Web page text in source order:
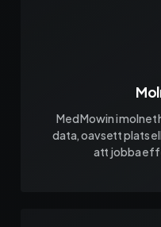
Med Mowin i molnet
data, oavsett plats
att jobba